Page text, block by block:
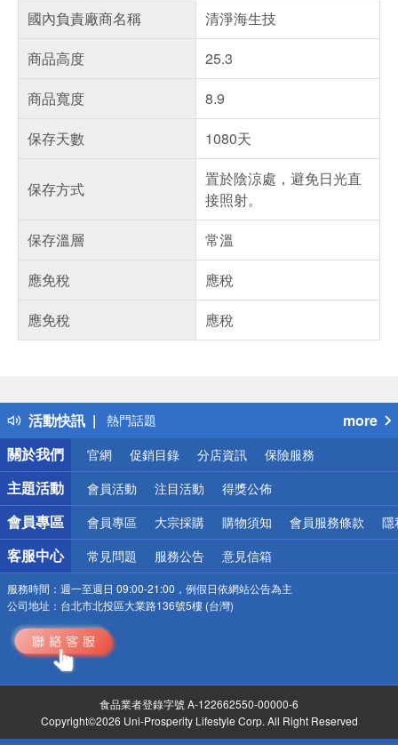
國內負責廠商名稱
清淨海生技
商品高度
25.3
商品寬度
8.9
保存天數
1080天
保存方式
置於陰涼處，避免日光直
接照射。
保存溫層
常溫
應免稅
應稅
應免稅
應稅
活動快訊
得獎公告
熱門話題
銀行優惠
偏遠地區配送
詐騙網頁！請小心！
more
關於我們
官網 促銷目錄 分店資訊 保險服務
主題活動 會員活動 注目活動 得獎公佈
會員專區 會員專區 大宗採購 購物須知 會員服務條款 隱
客服中心 常見問題 服務公告 意見信箱
服務時間： 週一至週日 09:00-21:00，例假日依網站公告為主
公司地址： 台北市北投區大業路136號5樓 (台灣)
食品業者登錄字號 A-122662550-00000-6
Copyright©2026 Uni-Prosperity Lifestyle Corp. All Right Reserved